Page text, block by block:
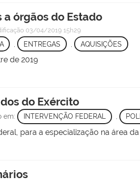
órgãos do Estado
03/04/2019 15h29
, ENTREGAS , AQUISIÇÕES
de 2019
do Exército
em: INTERVENÇÃO FEDERAL ,
para a especialização na área